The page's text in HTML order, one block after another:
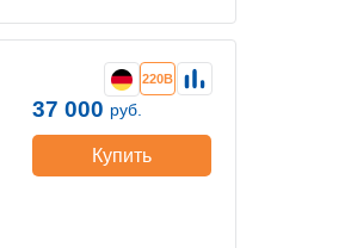
220В
37 000 руб.
Купить